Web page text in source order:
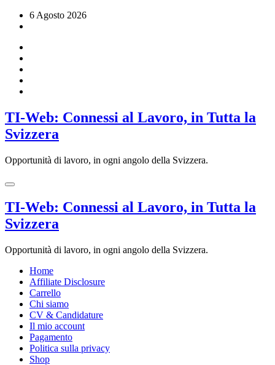
6 Agosto 2026
TI-Web: Connessi al Lavoro, in Tutta la
Svizzera
Opportunità di lavoro, in ogni angolo della Svizzera.
TI-Web: Connessi al Lavoro, in Tutta la
Svizzera
Opportunità di lavoro, in ogni angolo della Svizzera.
Home
Affiliate Disclosure
Carrello
Chi siamo
CV & Candidature
Il mio account
Pagamento
Politica sulla privacy
Shop